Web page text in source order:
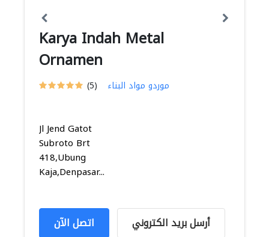
Karya Indah Metal
Ornamen
(5) موردو مواد البناء
Jl Jend Gatot
Subroto Brt
418,Ubung
Kaja,Denpasar...
اتصل الآن أرسل بريد الكتروني